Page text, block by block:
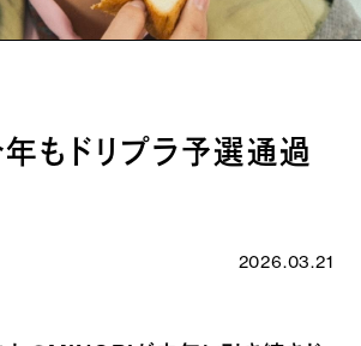
もドリプラ予選通過
2026.03.21